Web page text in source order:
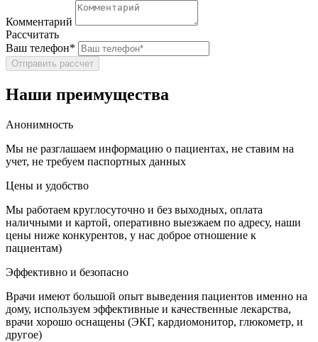
Комментарий
Рассчитать
Ваш телефон*
Отправить рассчет
Наши преимущества
Анонимность
Мы не разглашаем информацию о пациентах, не ставим на
учет, не требуем паспортных данных
Цены и удобство
Мы работаем круглосуточно и без выходных, оплата
наличными и картой, оперативно выезжаем по адресу, наши
цены ниже конкурентов, у нас доброе отношение к
пациентам)
Эффективно и безопасно
Врачи имеют большой опыт выведения пациентов именно на
дому, используем эффективные и качественные лекарства,
врачи хорошо оснащены (ЭКГ, кардиомонитор, глюкометр, и
другое)